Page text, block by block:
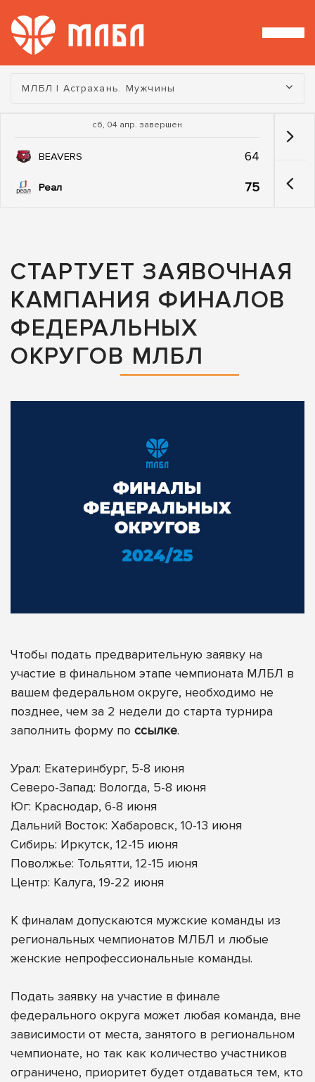
Турнир:
МЛБЛ | Астрахань. Мужчины
сб, 04 апр. завершен
BEAVERS 64
Реал 75
СТАРТУЕТ ЗАЯВОЧНАЯ
КАМПАНИЯ ФИНАЛОВ
ФЕДЕРАЛЬНЫХ
ОКРУГОВ МЛБЛ
Чтобы подать предварительную заявку на
участие в финальном этапе чемпионата МЛБЛ в
вашем федеральном округе, необходимо не
позднее, чем за 2 недели до старта турнира
заполнить форму по ссылке.
Урал: Екатеринбург, 5-8 июня
Северо-Запад: Вологда, 5-8 июня
Юг: Краснодар, 6-8 июня
Дальний Восток: Хабаровск, 10-13 июня
Сибирь: Иркутск, 12-15 июня
Поволжье: Тольятти, 12-15 июня
Центр: Калуга, 19-22 июня
К финалам допускаются мужские команды из
региональных чемпионатов МЛБЛ и любые
женские непрофессиональные команды.
Подать заявку на участие в финале
федерального округа может любая команда, вне
зависимости от места, занятого в региональном
чемпионате, но так как количество участников
ограничено, приоритет будет отдаваться тем, кто